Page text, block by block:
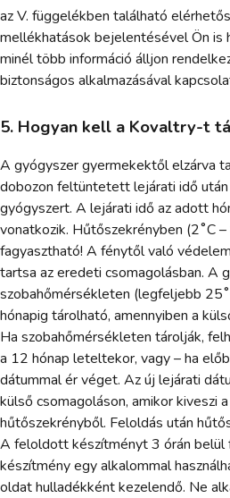
az V. függelékben található
mellékhatások bejelentésével Ön is
minél több információ álljon
biztonságos alkalmazásával
5. Hogyan kell a Kovaltry-t
A gyógyszer gyermekektől elzárva
dobozon feltüntetett lejárati idő után
gyógyszert. A lejárati idő az adott
vonatkozik. Hűtőszekrényben (2˚C
fagyasztható! A fénytől való
tartsa az eredeti csomagolásban. A
szobahőmérsékleten (legfeljebb
hónapig tárolható, amennyiben a
Ha szobahőmérsékleten tárolják,
a 12 hónap leteltekor, vagy – ha
dátummal ér véget. Az új lejárati
külső csomagoláson, amikor kiveszi
hűtőszekrényből. Feloldás után
A feloldott készítményt 3 órán belül
készítmény egy alkalommal
oldat hulladékként kezelendő. Ne